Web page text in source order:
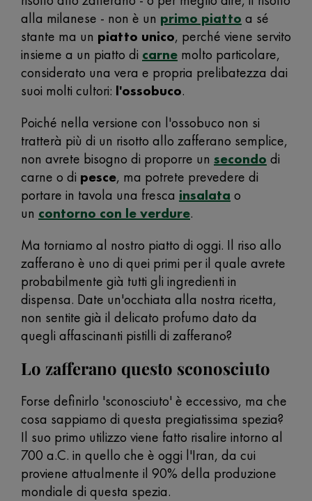
alla milanese - non è un primo piatto a sé
stante ma un piatto unico, perché viene servito
insieme a un piatto di carne molto particolare,
considerato una vera e propria prelibatezza dai
suoi molti cultori: l'ossobuco.
Poiché nella versione con l'ossobuco non si
tratterà più di un risotto allo zafferano semplice,
non avrete bisogno di proporre un secondo di
carne o di pesce, ma potrete prevedere di
portare in tavola una fresca insalata o
un contorno con le verdure.
Ma torniamo al nostro piatto di oggi. Il riso allo
zafferano è uno di quei primi per il quale avrete
probabilmente già tutti gli ingredienti in
dispensa. Date un'occhiata alla nostra ricetta,
non sentite già il delicato profumo dato da
quegli affascinanti pistilli di zafferano?
Lo zafferano questo sconosciuto
Forse definirlo 'sconosciuto' è eccessivo, ma che
cosa sappiamo di questa pregiatissima spezia?
Il suo primo utilizzo viene fatto risalire intorno al
700 a.C. in quello che è oggi l'Iran, da cui
proviene attualmente il 90% della produzione
mondiale di questa spezia.